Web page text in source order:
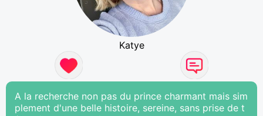
Katye
A la recherche non pas du prince charmant mais sim
plement d'une belle histoire, sereine, sans prise de t